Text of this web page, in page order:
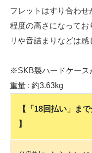
フレットはすり合わせ
程度の高さになって
リや音詰まりなどは感
※SKB製ハードケース
重量 : 約3.63kg
【「18回払い」ま
】